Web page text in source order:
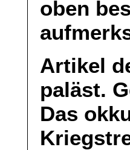
oben
Artikel
paläst.
Das